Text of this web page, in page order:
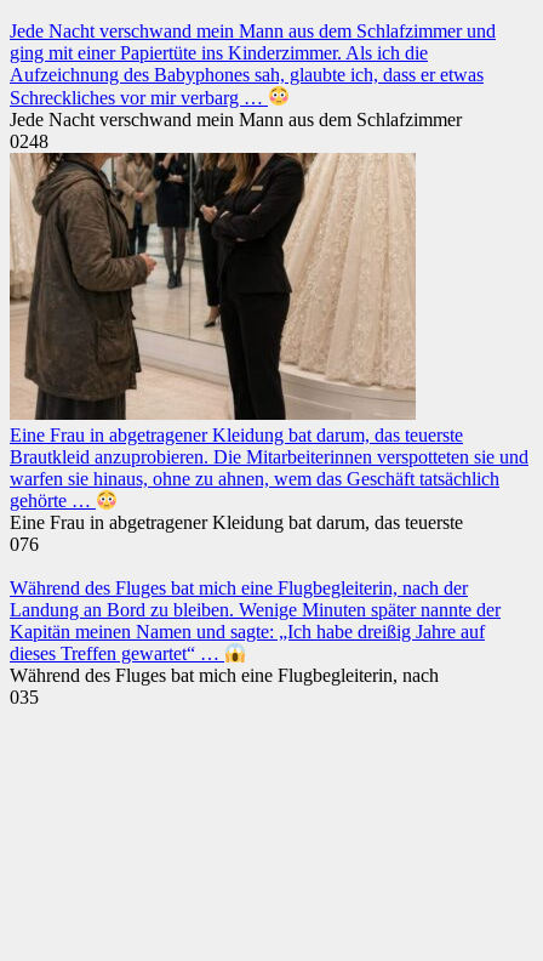
Jede Nacht verschwand mein Mann aus dem Schlafzimmer und
ging mit einer Papiertüte ins Kinderzimmer. Als ich die
Aufzeichnung des Babyphones sah, glaubte ich, dass er etwas
Schreckliches vor mir verbarg …
Jede Nacht verschwand mein Mann aus dem Schlafzimmer
0248
Eine Frau in abgetragener Kleidung bat darum, das teuerste
Brautkleid anzuprobieren. Die Mitarbeiterinnen verspotteten sie und
warfen sie hinaus, ohne zu ahnen, wem das Geschäft tatsächlich
gehörte …
Eine Frau in abgetragener Kleidung bat darum, das teuerste
076
Während des Fluges bat mich eine Flugbegleiterin, nach der
Landung an Bord zu bleiben. Wenige Minuten später nannte der
Kapitän meinen Namen und sagte: „Ich habe dreißig Jahre auf
dieses Treffen gewartet“ …
Während des Fluges bat mich eine Flugbegleiterin, nach
035